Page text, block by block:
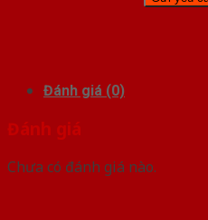
Đánh giá (0)
Đánh giá
Chưa có đánh giá nào.